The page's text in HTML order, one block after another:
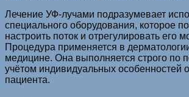
Лечение УФ-лучами подразумевает
специального оборудования, которое
настроить поток и отрегулировать его
Процедура применяется в
медицине. Она выполняется строго по
учётом индивидуальных особенностей
пациента.